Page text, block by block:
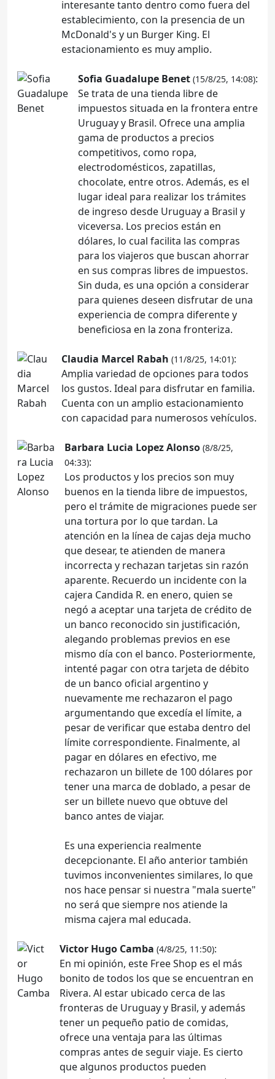
interesante tanto dentro como fuera del
establecimiento, con la presencia de un
McDonald's y un Burger King. El
estacionamiento es muy amplio.
Sofia Guadalupe Benet (15/8/25, 14:08):
Se trata de una tienda libre de
impuestos situada en la frontera entre
Uruguay y Brasil. Ofrece una amplia
gama de productos a precios
competitivos, como ropa,
electrodomésticos, zapatillas,
chocolate, entre otros. Además, es el
lugar ideal para realizar los trámites
de ingreso desde Uruguay a Brasil y
viceversa. Los precios están en
dólares, lo cual facilita las compras
para los viajeros que buscan ahorrar
en sus compras libres de impuestos.
Sin duda, es una opción a considerar
para quienes deseen disfrutar de una
experiencia de compra diferente y
beneficiosa en la zona fronteriza.
Claudia Marcel Rabah (11/8/25, 14:01):
Amplia variedad de opciones para todos
los gustos. Ideal para disfrutar en familia.
Cuenta con un amplio estacionamiento
con capacidad para numerosos vehículos.
Barbara Lucia Lopez Alonso (8/8/25,
04:33):
Los productos y los precios son muy
buenos en la tienda libre de impuestos,
pero el trámite de migraciones puede ser
una tortura por lo que tardan. La
atención en la línea de cajas deja mucho
que desear, te atienden de manera
incorrecta y rechazan tarjetas sin razón
aparente. Recuerdo un incidente con la
cajera Candida R. en enero, quien se
negó a aceptar una tarjeta de crédito de
un banco reconocido sin justificación,
alegando problemas previos en ese
mismo día con el banco. Posteriormente,
intenté pagar con otra tarjeta de débito
de un banco oficial argentino y
nuevamente me rechazaron el pago
argumentando que excedía el límite, a
pesar de verificar que estaba dentro del
límite correspondiente. Finalmente, al
pagar en dólares en efectivo, me
rechazaron un billete de 100 dólares por
tener una marca de doblado, a pesar de
ser un billete nuevo que obtuve del
banco antes de viajar.
Es una experiencia realmente
decepcionante. El año anterior también
tuvimos inconvenientes similares, lo que
nos hace pensar si nuestra "mala suerte"
no será que siempre nos atiende la
misma cajera mal educada.
Victor Hugo Camba (4/8/25, 11:50):
En mi opinión, este Free Shop es el más
bonito de todos los que se encuentran en
Rivera. Al estar ubicado cerca de las
fronteras de Uruguay y Brasil, y además
tener un pequeño patio de comidas,
ofrece una ventaja para las últimas
compras antes de seguir viaje. Es cierto
que algunos productos pueden